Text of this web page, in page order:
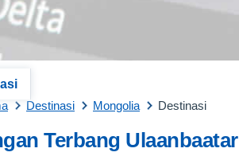
Destinasi Mongolia Destinasi
Terbang Ulaanbaatar